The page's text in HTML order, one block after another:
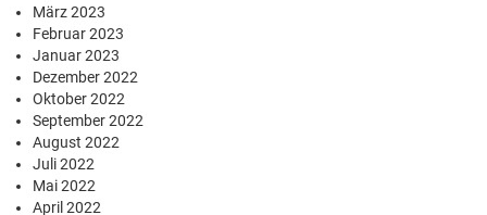
März 2023
Februar 2023
Januar 2023
Dezember 2022
Oktober 2022
September 2022
August 2022
Juli 2022
Mai 2022
April 2022